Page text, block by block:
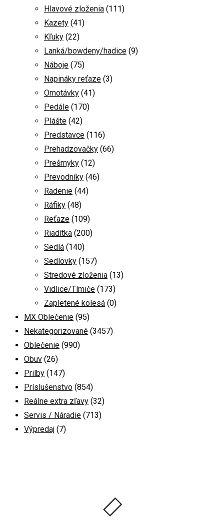
Hlavové zloženia (111)
Kazety (41)
Kľuky (22)
Lanká/bowdeny/hadice (9)
Náboje (75)
Napináky reťaze (3)
Omotávky (41)
Pedále (170)
Plášte (42)
Predstavce (116)
Prehadzovačky (66)
Prešmyky (12)
Prevodníky (46)
Radenie (44)
Ráfiky (48)
Reťaze (109)
Riadítka (200)
Sedlá (140)
Sedlovky (157)
Stredové zloženia (13)
Vidlice/Tlmiče (173)
Zapletené kolesá (0)
MX Oblečenie (95)
Nekategorizované (3457)
Oblečenie (990)
Obuv (26)
Prilby (147)
Príslušenstvo (854)
Reálne extra zľavy (32)
Servis / Náradie (713)
Výpredaj (7)